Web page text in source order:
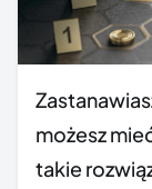
możesz
takie